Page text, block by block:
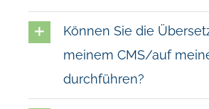
Können Sie die
meinem CMS/auf
durchführen?